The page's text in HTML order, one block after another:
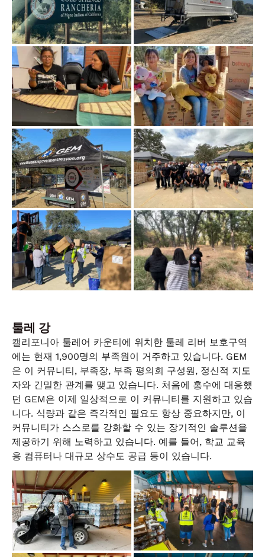
툴레 강
캘리포니아 툴레어 카운티에 위치한 툴레 리버 보호구역
에는 현재 1,900명의 부족원이 거주하고 있습니다. GEM
은 이 커뮤니티, 부족장, 부족 평의회 구성원, 정신적 지도
자와 긴밀한 관계를 맺고 있습니다. 처음에 홍수에 대응했
던 GEM은 이제 일상적으로 이 커뮤니티를 지원하고 있습
니다. 식량과 같은 즉각적인 필요도 항상 중요하지만, 이
커뮤니티가 스스로를 강화할 수 있는 장기적인 솔루션을
제공하기 위해 노력하고 있습니다. 예를 들어, 학교 교육
용 컴퓨터나 대규모 상수도 공급 등이 있습니다.